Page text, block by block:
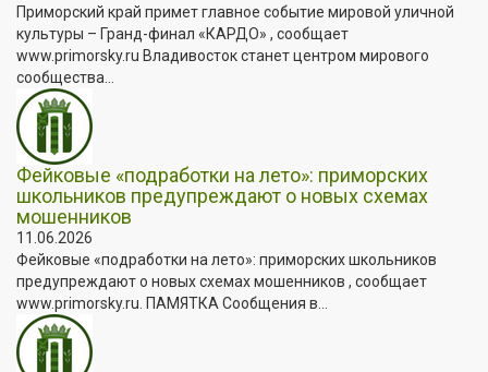
Приморский край примет главное событие мировой уличной
культуры – Гранд-финал «КАРДО» , сообщает
www.primorsky.ru Владивосток станет центром мирового
сообщества...
Фейковые «подработки на лето»: приморских
школьников предупреждают о новых схемах
мошенников
11.06.2026
Фейковые «подработки на лето»: приморских школьников
предупреждают о новых схемах мошенников , сообщает
www.primorsky.ru. ПАМЯТКА Сообщения в...